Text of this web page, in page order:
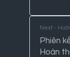
Next -
Phiên
Hoàn